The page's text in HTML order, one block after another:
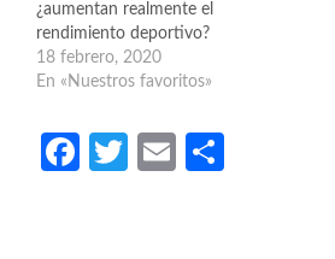
¿aumentan realmente el
rendimiento deportivo?
18 febrero, 2020
En «Nuestros favoritos»
Fa
T
E